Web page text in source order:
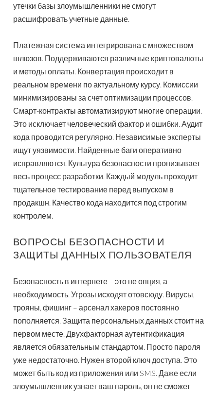
утечки базы злоумышленники не смогут
расшифровать учетные данные.
Платежная система интегрирована с множеством
шлюзов. Поддерживаются различные криптовалюты
и методы оплаты. Конвертация происходит в
реальном времени по актуальному курсу. Комиссии
минимизированы за счет оптимизации процессов.
Смарт-контракты автоматизируют многие операции.
Это исключает человеческий фактор и ошибки. Аудит
кода проводится регулярно. Независимые эксперты
ищут уязвимости. Найденные баги оперативно
исправляются. Культура безопасности пронизывает
весь процесс разработки. Каждый модуль проходит
тщательное тестирование перед выпуском в
продакшн. Качество кода находится под строгим
контролем.
ВОПРОСЫ БЕЗОПАСНОСТИ И
ЗАЩИТЫ ДАННЫХ ПОЛЬЗОВАТЕЛЯ
Безопасность в интернете – это не опция, а
необходимость. Угрозы исходят отовсюду. Вирусы,
трояны, фишинг – арсенал хакеров постоянно
пополняется. Защита персональных данных стоит на
первом месте. Двухфакторная аутентификация
является обязательным стандартом. Просто пароля
уже недостаточно. Нужен второй ключ доступа. Это
может быть код из приложения или SMS. Даже если
злоумышленник узнает ваш пароль, он не сможет